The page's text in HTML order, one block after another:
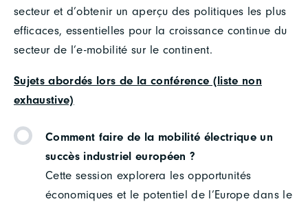
secteur et d’obtenir un aperçu des politiques les plus
efficaces, essentielles pour la croissance continue du
secteur de l’e-mobilité sur le continent.
Sujets abordés lors de la conférence (liste non
exhaustive)
Comment faire de la mobilité électrique un
succès industriel européen ?
Cette session explorera les opportunités
économiques et le potentiel de l’Europe dans le